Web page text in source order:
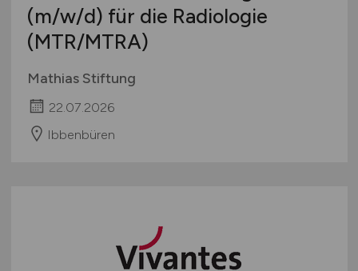
(m/w/d) für die Radiologie
(MTR/MTRA)
Mathias Stiftung
22.07.2026
Ibbenbüren